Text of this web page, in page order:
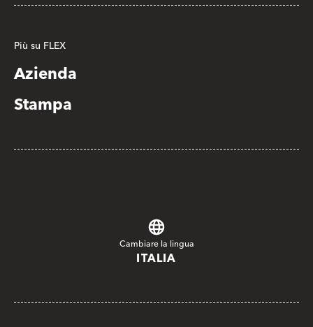
Più su FLEX
Azienda
Stampa
Cambiare la lingua
ITALIA